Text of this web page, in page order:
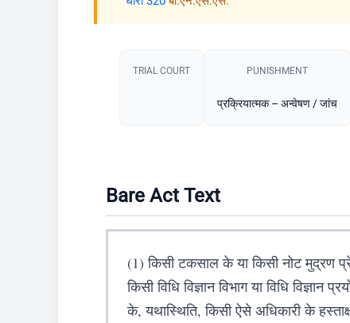
TRIAL COURT PUNISHMENT​
प्रक्रियात्मक – अन्वेषण / जांच
Bare Act Text
(1) किसी टकसाल के या किसी नोट मुद्रण
किसी विधि विज्ञान विभाग या विधि
के, यथास्थिति, किसी ऐसे अधिकारी के